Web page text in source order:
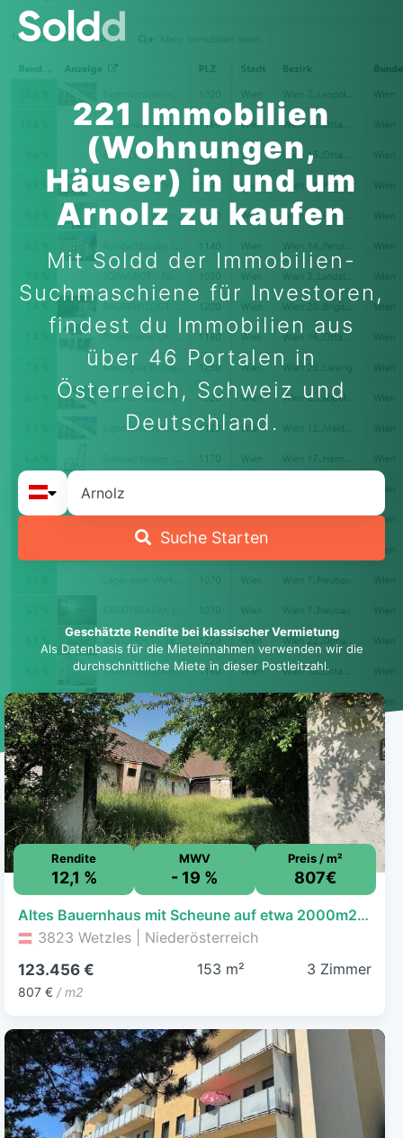
221 Immobilien
(Wohnungen,
Häuser) in und um
Arnolz zu kaufen
Mit Soldd der Immobilien-
Suchmaschiene für Investoren,
findest du Immobilien aus
über 46 Portalen in
Österreich, Schweiz und
Deutschland.
Suche Starten
Geschätzte Rendite bei klassischer Vermietung
Als Datenbasis für die Mieteinnahmen verwenden wir die
durchschnittliche Miete in dieser Postleitzahl.
Rendite
12,1 %
MWV
- 19 %
Preis / m²
807€
Altes Bauernhaus mit Scheune auf etwa 2000m2 wildem Grundstück
3823 Wetzles | Niederösterreich
123.456 €
807 € / m2
153 m² 3 Zimmer